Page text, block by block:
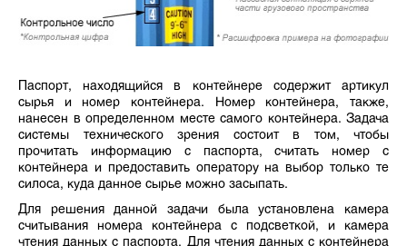
Паспорт, находящийся в контейнере содержит артикул
сырья и номер контейнера. Номер контейнера, также,
нанесен в определенном месте самого контейнера. Задача
системы технического зрения состоит в том, чтобы
прочитать информацию с паспорта, считать номер с
контейнера и предоставить оператору на выбор только те
силоса, куда данное сырье можно засыпать.
Для решения данной задачи была установлена камера
считывания номера контейнера с подсветкой, и камера
чтения данных с паспорта. Для чтения данных с контейнера